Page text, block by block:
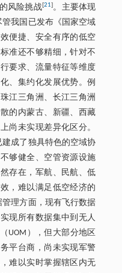
风险挑战[21]。主要体现
我国已发布《国家空域
便捷、安全有序的低空
准还不够精细，针对不
要求、流量特征等维度
、集约化发展优势。例
江三角洲、长江三角洲
的内蒙古、新疆、西藏
尚未实现差异化区分。
成了独具特色的空域协
够健全、空管资源设施
存在，军航、民航、低
，难以满足低空经济的
理方面，现有飞行数据
现所有数据集中到无人
UOM），但大部分地区
平台商，尚未实现军警
难以实时掌握辖区内无